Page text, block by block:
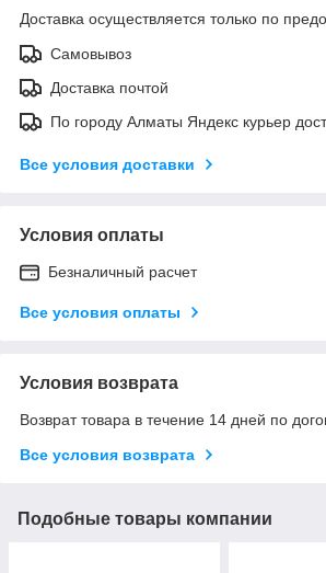
Доставка осуществляется только по
Самовывоз
Доставка почтой
По городу Алматы Яндекс курьер
Все условия доставки
Условия оплаты
Безналичный расчет
Все условия оплаты
Условия возврата
Возврат товара в течение 14 дней по
Все условия возврата
Подобные товары компании